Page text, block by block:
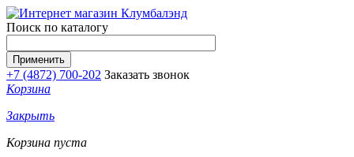
Перейти к основному содержанию
Поиск по каталогу
+7 (4872) 700-202 Заказать звонок
Корзина
Закрыть
Корзина пуста